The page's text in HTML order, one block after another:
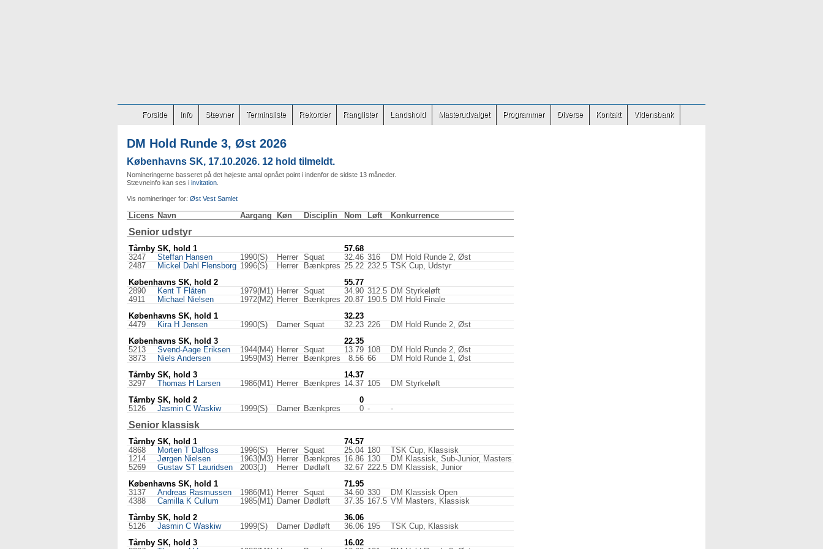
Forside Info Stævner Terminsliste Rekorder Ranglister Landshold Masterudvalget Programmer Diverse Kontakt Vidensbank
DM Hold Runde 3, Øst 2026
Københavns SK, 17.10.2026. 12 hold tilmeldt.
Nomineringerne basseret på det højeste antal opnået point i indenfor de sidste 13 måneder.
Stævneinfo kan ses i invitation
Vis nomineringer for: Øst Vest Samlet
Licens Navn Aargang Køn Disciplin Nom Løft Konkurrence
Senior udstyr
Tårnby SK, hold 1
57.68
3247
Steffan Hansen 1990(S) Herrer Squat 32.46 316
DM Hold Runde 2, Øst
2487
Mickel Dahl Flensborg 1996(S) Herrer Bænkpres 25.22 232.5 TSK Cup, Udstyr
Københavns SK, hold 2
55.77
2890
Kent T Flåten 1979(M1) Herrer Squat 34.90 312.5 DM Styrkeløft
4911
Michael Nielsen 1972(M2) Herrer Bænkpres 20.87 190.5 DM Hold Finale
Københavns SK, hold 1
32.23
4479
Kira H Jensen 1990(S) Damer Squat 32.23 226
DM Hold Runde 2, Øst
Københavns SK, hold 3
22.35
5213
Svend-Aage Eriksen 1944(M4) Herrer Squat 13.79 108
DM Hold Runde 2, Øst
3873
Niels Andersen 1959(M3) Herrer Bænkpres 8.56 66
DM Hold Runde 1, Øst
Tårnby SK, hold 3
14.37
3297
Thomas H Larsen 1986(M1) Herrer Bænkpres 14.37 105
DM Styrkeløft
Tårnby SK, hold 2
0
5126
Jasmin C Waskiw 1999(S) Damer Bænkpres 0 - -
Senior klassisk
Tårnby SK, hold 1
74.57
4868
Morten T Dalfoss 1996(S) Herrer Squat 25.04 180
TSK Cup, Klassisk
1214
Jørgen Nielsen 1963(M3) Herrer Bænkpres 16.86 130
DM Klassisk, Sub-Junior, Masters
5269
Gustav ST Lauridsen 2003(J) Herrer Dødløft 32.67 222.5 DM Klassisk, Junior
Københavns SK, hold 1
71.95
3137
Andreas Rasmussen 1986(M1) Herrer Squat 34.60 330
DM Klassisk Open
4388
Camilla K Cullum 1985(M1) Damer Dødløft 37.35 167.5 VM Masters, Klassisk
Tårnby SK, hold 2
36.06
5126
Jasmin C Waskiw 1999(S) Damer Dødløft 36.06 195
TSK Cup, Klassisk
Tårnby SK, hold 3
16.02